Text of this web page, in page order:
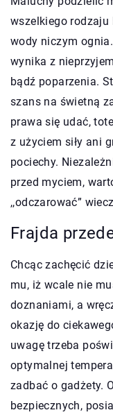
wszelkiego rodzaju
wody niczym
wynika z
bądź poparzenia.
szans na świetną
prawa się udać,
z użyciem siły ani
pociechy.
przed myciem,
,,odczarować”
Frajda
Chcąc zachęcić
mu, iż wcale nie
doznaniami, a
okazję do
uwagę trzeba
optymalnej
zadbać o gadżety.
bezpiecznych,